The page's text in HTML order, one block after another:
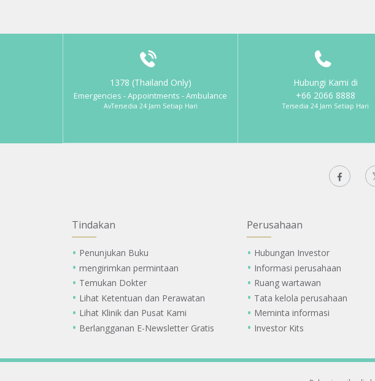
1378 (Thailand Only)
Emergencies - Appointments - Ambulance
AvTersedia 24 Jam Setiap Hari
Hubungi Kami di
+66 2066 8888
Tersedia 24 Jam Setiap Hari
Tindakan
Penunjukan Buku
mengirimkan permintaan
Temukan Dokter
Lihat Ketentuan dan Perawatan
Lihat Klinik dan Pusat Kami
Berlangganan E-Newsletter Gratis
Perusahaan
Hubungan Investor
Informasi perusahaan
Ruang wartawan
Tata kelola perusahaan
Meminta informasi
Investor Kits